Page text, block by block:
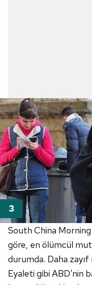
South China
göre, en ölümcül
durumda. Daha
Eyaleti gibi ABD'nin